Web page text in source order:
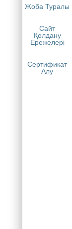
Жоба Туралы
Сайт
Қолдану
Ережелері
Сертификат
Алу